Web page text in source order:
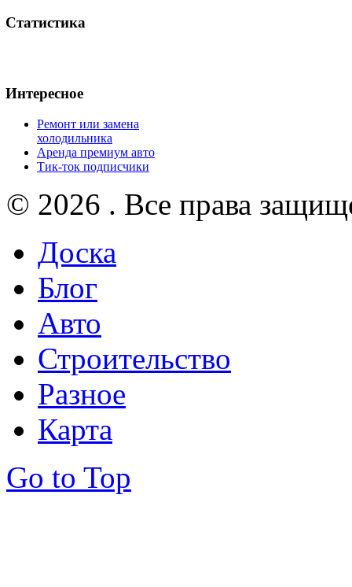
Статистика
Интересное
Ремонт или замена
холодильника
Аренда премиум авто
Тик-ток подписчики
© 2026 . Все права
Доска
Блог
Авто
Строительство
Разное
Карта
Go to Top